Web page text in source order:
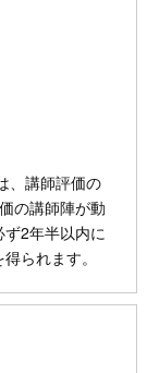
、講師評価の
の講師陣が動
2年半以内に
られます。